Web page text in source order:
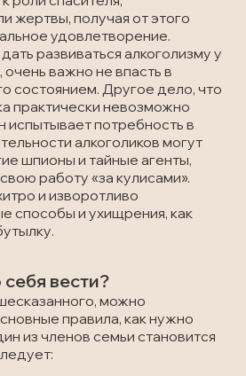
жертвы, получая от этого
удовлетворение.
развиваться алкоголизму у
очень важно не впасть в
состоянием. Другое дело, что
практически невозможно
испытывает потребность в
алкоголиков могут
шпионы и тайные агенты,
работу «за кулисами».
и изворотливо
способы и ухищрения, как
вести?
можно
правила, как нужно
из членов семьи становится